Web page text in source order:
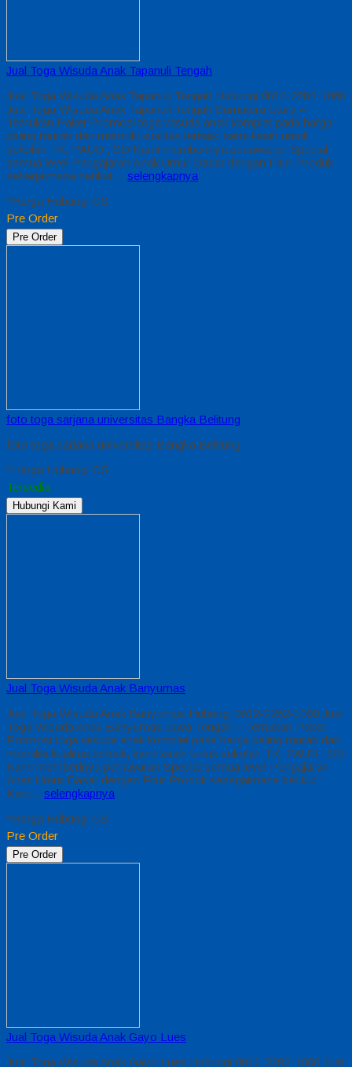
Jual Toga Wisuda Anak Tapanuli Tengah
Jual Toga Wisuda Anak Tapanuli Tengah Hubungi 0812-2282-1060
Jual Toga Wisuda Anak Tapanuli Tengah Sumatera Utara –
Temukan Paket Promosi toga wisuda anak komplet pada harga
paling murah dan memiliki kualitas terbaik, kami kasih untuk
sekolah TK, PAUD , SD Kami memberinya penawaran Special
semua level Pengajaran Anak Umur Dasar dengan Fitur Produk
sebagaimana berikut… selengkapnya
*Harga Hubungi CS
Pre Order
Pre Order
foto toga sarjana universitas Bangka Belitung
foto toga sarjana universitas Bangka Belitung
*Harga Hubungi CS
Tersedia
Hubungi Kami
Jual Toga Wisuda Anak Banyumas
Jual Toga Wisuda Anak Banyumas Hubungi 0812-2282-1060 Jual
Toga Wisuda Anak Banyumas Jawa Tengah – Temukan Paket
Promosi toga wisuda anak komplet pada harga paling murah dan
memiliki kualitas terbaik, kami kasih untuk sekolah TK, PAUD , SD
Kami memberinya penawaran Special semua level Pengajaran
Anak Umur Dasar dengan Fitur Produk sebagaimana berikut :
Kain… selengkapnya
*Harga Hubungi CS
Pre Order
Pre Order
Jual Toga Wisuda Anak Gayo Lues
Jual Toga Wisuda Anak Gayo Lues Hubungi 0812-2282-1060 Jual